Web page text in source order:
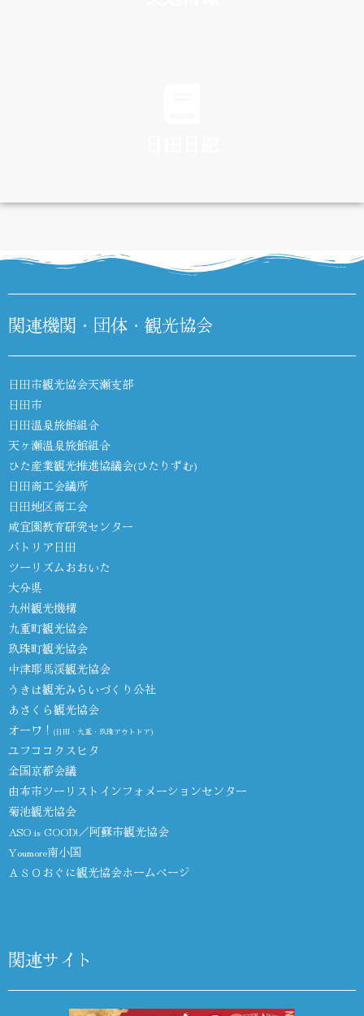
DIARY
関連機関・団体・観光協会
日田市観光協会天瀬支部
日田市
日田温泉旅館組合
天ヶ瀬温泉旅館組合
ひた産業観光推進協議会(ひたりずむ)
日田商工会議所
日田地区商工会
咸宜園教育研究センター
パトリア日田
ツーリズムおおいた
大分県
九州観光機構
九重町観光協会
玖珠町観光協会
中津耶馬渓観光協会
うきは観光みらいづくり公社
あさくら観光協会
オーワ！ (日田・九重・玖珠アウトドア)
ユフココクスヒタ
全国京都会議
由布市ツーリストインフォメーションセンター
菊池観光協会
ASO is GOOD!／阿蘇市観光協会
Youmore南小国
ＡＳＯおぐに観光協会ホームページ
関連サイト